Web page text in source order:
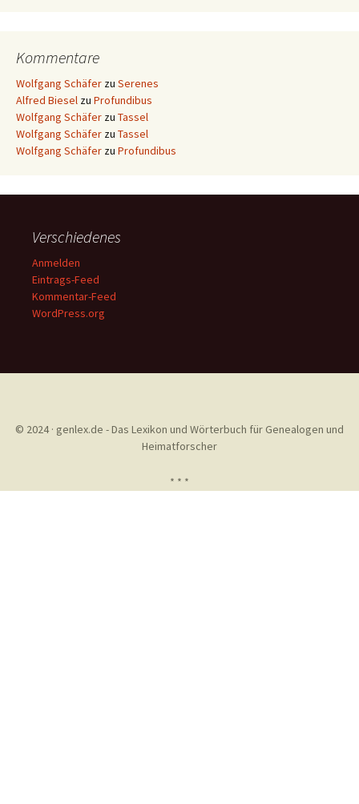
Kommentare
Wolfgang Schäfer zu Serenes
Alfred Biesel zu Profundibus
Wolfgang Schäfer zu Tassel
Wolfgang Schäfer zu Tassel
Wolfgang Schäfer zu Profundibus
Verschiedenes
Anmelden
Eintrags-Feed
Kommentar-Feed
WordPress.org
© 2024 · genlex.de - Das Lexikon und Wörterbuch für Genealogen und
Heimatforscher
* * *